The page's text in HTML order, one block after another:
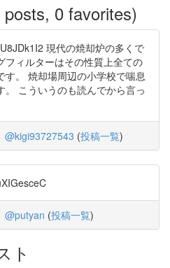
0 favorites)
現代の焼却炉の多くで
フィルターはその性質上全ての
す。 焼却場周辺の小学校で喘息
こういうのも読んでから言っ
@kigi93727543 (投稿一覧)
@putyan (投稿一覧)
ト